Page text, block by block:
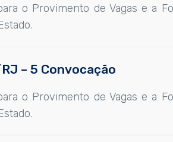
o Provimento de Vagas e a
– 5 Convocação
o Provimento de Vagas e a